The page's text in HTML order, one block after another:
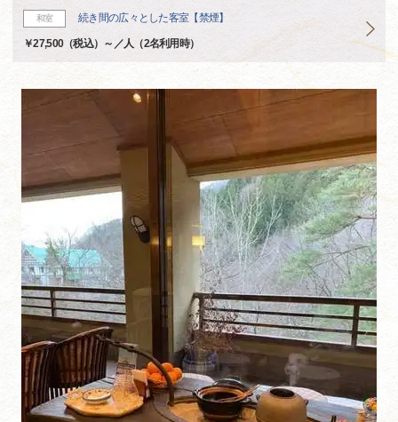
和室 続き間の広々とした客室【禁煙】
￥27,500（税込）～／人（2名利用時）